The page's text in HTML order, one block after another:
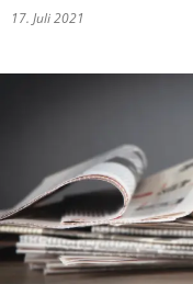
17. Juli 2021